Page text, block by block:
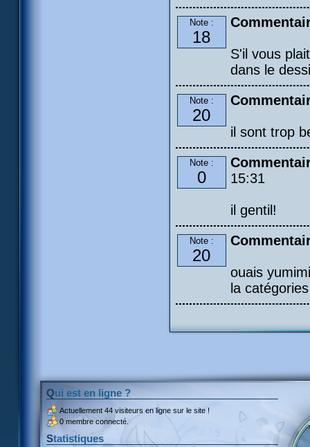
Note :
18
S'il vous
dans le
Note :
20
il sont trop
Note :
0
15:31
il gentil!
Note :
20
ouais
la
Qui est en ligne ?
Actuellement 44 visiteurs en ligne sur le site !
0 membre connecté.
Statistiques